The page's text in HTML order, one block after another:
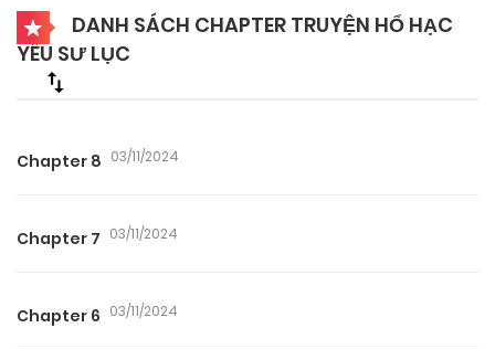
DANH SÁCH CHAPTER TRUYỆN HỔ HẠC
YÊU SƯ LỤC
Chapter 8 03/11/2024
Chapter 7 03/11/2024
Chapter 6 03/11/2024